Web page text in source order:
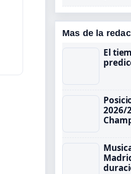
Mas de la
El
2026/